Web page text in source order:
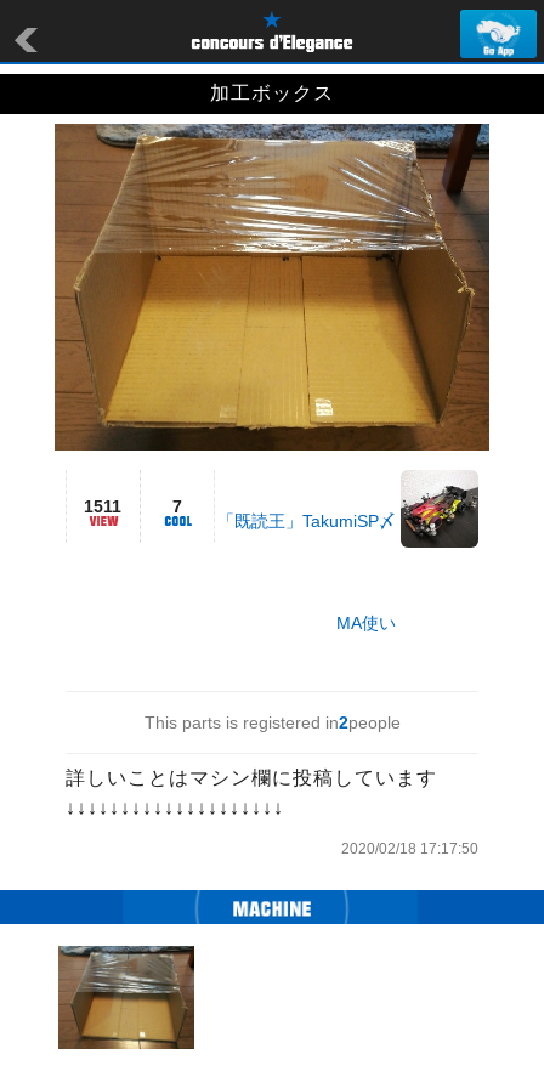
加工ボックス
1511 7
「既読王」TakumiSP〆
MA使い
This parts is registered in2people
詳しいことはマシン欄に投稿しています
↓↓↓↓↓↓↓↓↓↓↓↓↓↓↓↓↓↓↓↓
2020/02/18 17:17:50